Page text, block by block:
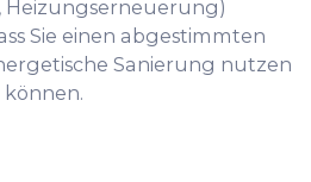
Heizungserneuerung)
Sie einen abgestimmten
Sanierung nutzen
können.